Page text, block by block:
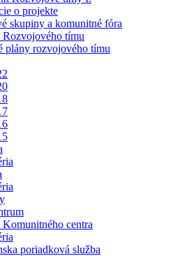
o projekte
skupiny a komunitné fóra
tímu
plány rozvojového tímu
centra
poriadková služba